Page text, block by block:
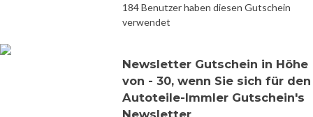
184 Benutzer haben diesen Gutschein
verwendet
Newsletter Gutschein in Höhe
von - 30, wenn Sie sich für den
Autoteile-Immler Gutschein's
Newsletter